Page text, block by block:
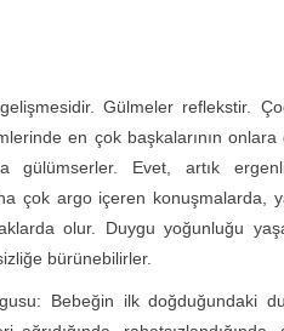
Gülmeler reflekstir.
en çok başkalarının
gülümserler. Evet, artık
çok argo içeren konuşmalarda,
olur. Duygu yoğunluğu
bürünebilirler.
Bebeğin ilk doğduğundaki